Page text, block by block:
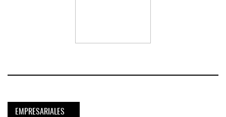
EMPRESARIALES